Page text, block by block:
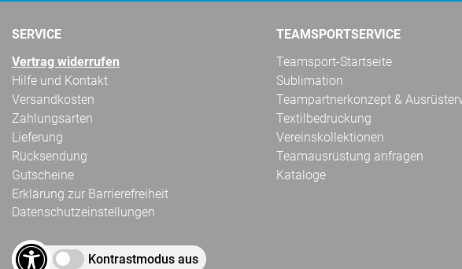
SERVICE
Vertrag widerrufen
Hilfe und Kontakt
Versandkosten
Zahlungsarten
Lieferung
Rücksendung
Gutscheine
Erklärung zur Barrierefreiheit
Datenschutzeinstellungen
Kontrastmodus aus
TEAMSPORTSERVICE
Teamsport-Startseite
Sublimation
Teampartnerkonzept &
Textilbedruckung
Vereinskollektionen
Teamausrüstung anfragen
Kataloge